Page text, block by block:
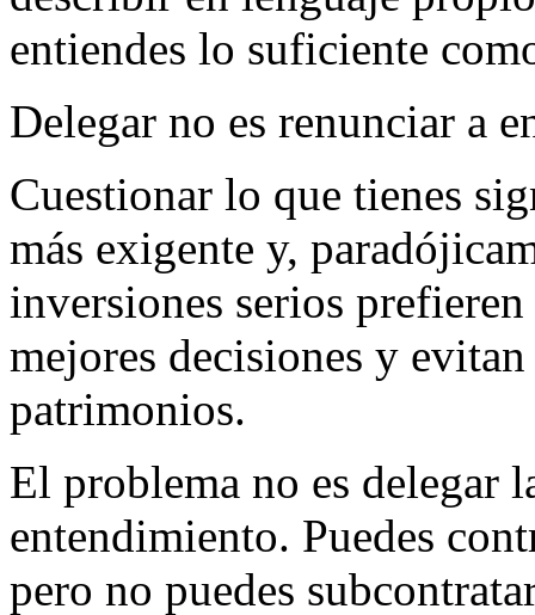
entiendes lo suficiente
Delegar no es renunciar a
Cuestionar lo que tienes
más exigente y,
inversiones serios
mejores decisiones y
patrimonios.
El problema no es delegar
entendimiento. Puedes
pero no puedes